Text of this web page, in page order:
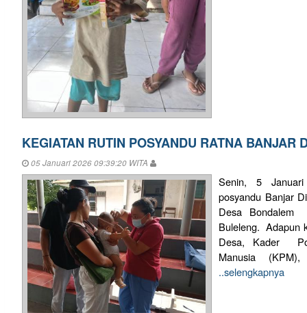
KEGIATAN RUTIN POSYANDU RATNA BANJAR
05 Januari 2026 09:39:20 WITA
Senin, 5
posyandu Banjar
Desa Bondalem
Buleleng. Adapun
Desa, Kader
Manusia
..selengkapnya